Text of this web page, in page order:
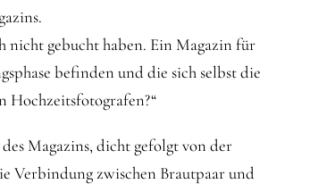
nicht gebucht haben. Ein Magazin für
befinden und die sich selbst die
Hochzeitsfotografen?“
Magazins, dicht gefolgt von der
Verbindung zwischen Brautpaar und